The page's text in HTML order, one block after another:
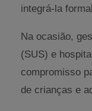
integrá-la
Na ocasião,
(SUS) e
compromisso
de crianças e